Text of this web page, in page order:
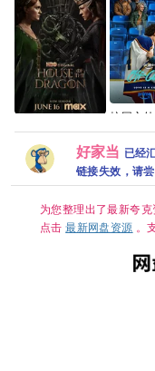
[4K.DV.HDR][高
码率][内封简繁英]
[附1-2季][8GB集]
校园之
曲) 第一
运动【全
中简繁英
好家当 已经
链接失效，请
为您整理出了最新夸
点击最新网盘资源 。